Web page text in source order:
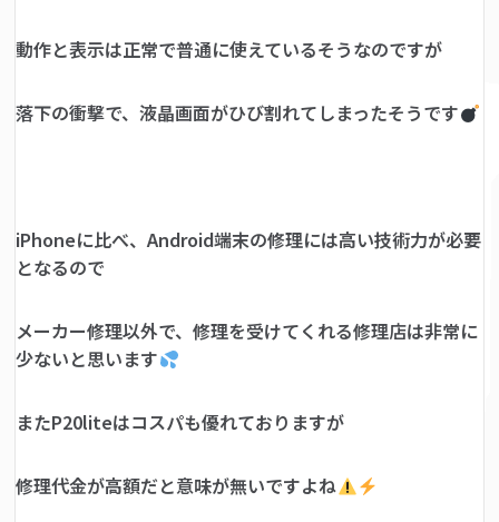
動作と表示は正常で普通に使えているそうなのですが
落下の衝撃で、液晶画面がひび割れてしまったそうです
iPhoneに比べ、Android端末の修理には高い技術力が必要
となるので
メーカー修理以外で、修理を受けてくれる修理店は非常に
少ないと思います
またP20liteはコスパも優れておりますが
修理代金が高額だと意味が無いですよね